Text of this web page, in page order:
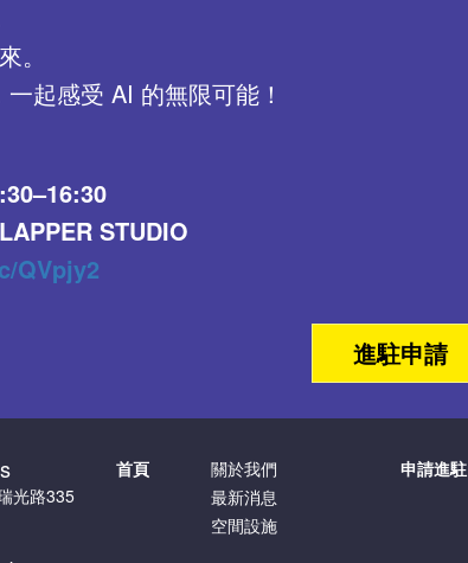
。
起感受 AI 的無限可能！
STUDIO
QVpjy2
進駐申請
光路335
首頁
關於我們
最新消息
空間設施
申請進駐